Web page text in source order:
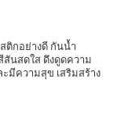
ติกอย่างดี กันน้ำ
นสดใส ดึงดูดความ
ะมีความสุข เสริมสร้าง